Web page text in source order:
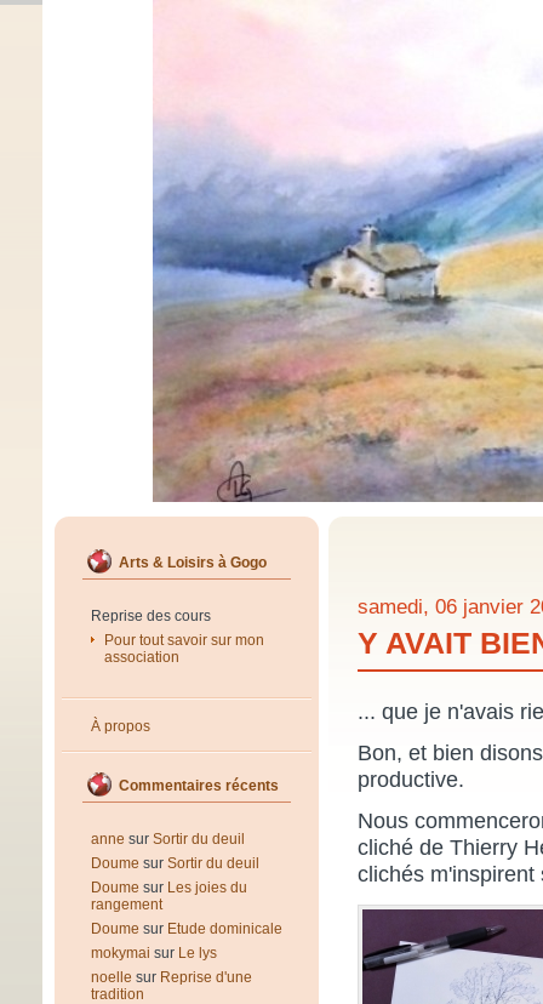
Arts & Loisirs à Gogo
Reprise des cours
Pour tout savoir sur mon
association
À propos
Commentaires récents
anne sur Sortir du deuil
Doume sur Sortir du deuil
Doume sur Les joies du
rangement
Doume sur Etude dominicale
mokymai sur Le lys
noelle sur Reprise d'une
tradition
samedi, 06 janvier
Y AVAIT
... que je n'avais
Bon, et bien
productive.
Nous
cliché de Thierry
clichés m'inspirent